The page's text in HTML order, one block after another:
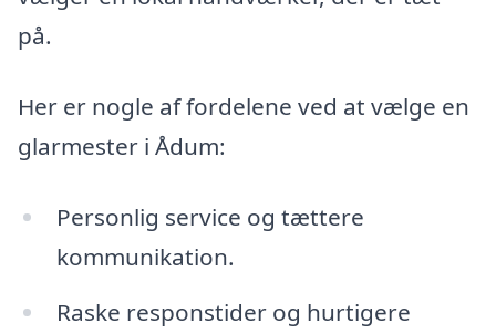
på.
Her er nogle af fordelene ved at vælge en
glarmester i Ådum:
Personlig service og tættere
kommunikation.
Raske responstider og hurtigere